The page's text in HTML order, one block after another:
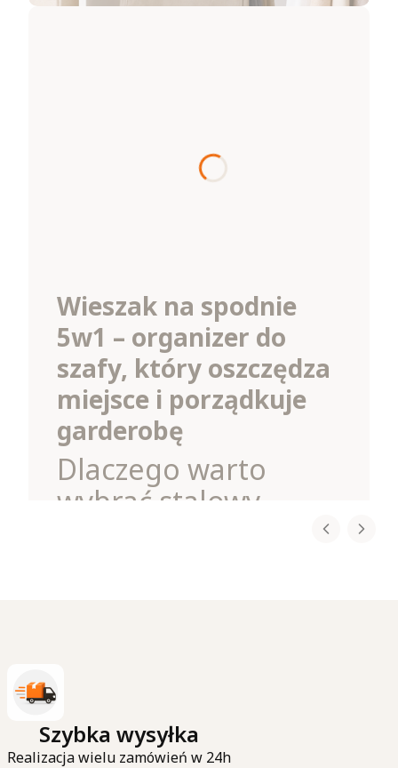
Wieszak na spodnie
5w1 – organizer do
szafy, który oszczędza
miejsce i porządkuje
garderobę
Dlaczego warto
wybrać stalowy
wieszak na spodnie?
Szybka wysyłka
Realizacja wielu zamówień w 24h